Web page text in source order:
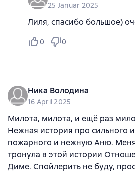
25 Januar 2025
Лиля, спасибо большое)
0 0
Ника Володина
16 April 2025
Милота, милота, и ещё раз
Нежная история про сильного
пожарного и нежную Аню.
тронула в этой истории
Диме. Спойлерить не буду,